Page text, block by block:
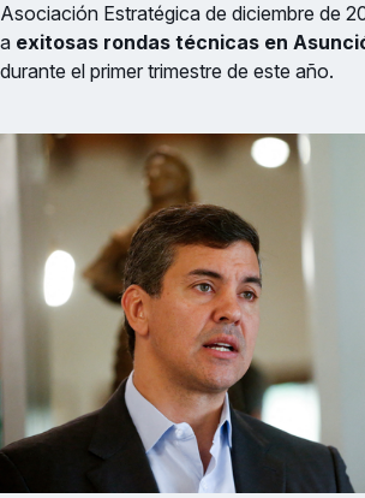
Asociación Estratégica de diciembre de
a exitosas rondas técnicas en
durante el primer trimestre de este año.